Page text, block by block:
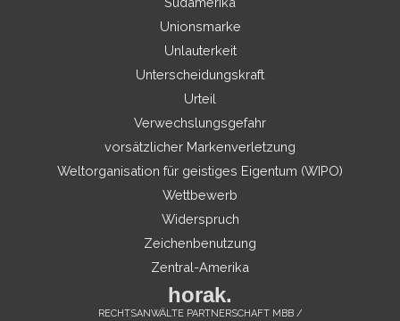
Unionsmarke
Unlauterkeit
Unterscheidungskraft
Urteil
Verwechslungsgefahr
vorsätzlicher Markenverletzung
Weltorganisation für geistiges Eigentum (WIPO)
Wettbewerb
Widerspruch
Zeichenbenutzung
Zentral-Amerika
horak.
RECHTSANWÄLTE PARTNERSCHAFT MBB /